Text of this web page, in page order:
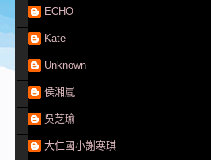
ECHO
Kate
Unknown
侯湘嵐
吳芝瑜
大仁國小謝寒琪